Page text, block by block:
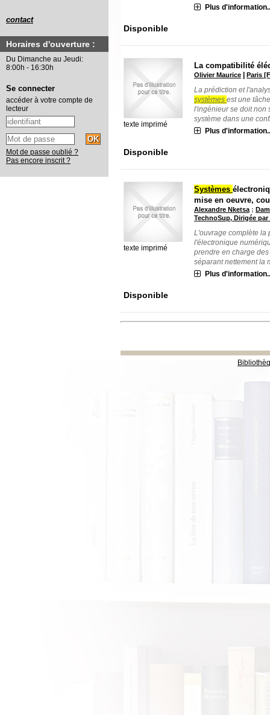
Plus
Disponible
texte imprimé
La compatibilité
Olivier Maurice |Paris
La prédiction et
systèmesest une
l'ingénieur se doit non
système dans une
Plus
Disponible
texte imprimé
Systèmes
mise en oeuvre,
Alexandre Nketsa ;
TechnoSup, Dirigée
L'ouvrage complète la
l'électronique
prendre en charge
séparant nettement la
Plus
Disponible
contact
Horaires d'ouverture :
Du Dimanche au Jeudi:
8:00h - 16:30h
Se connecter
accéder à votre compte de
lecteur
Mot de passe oublié ?
Pas encore inscrit ?